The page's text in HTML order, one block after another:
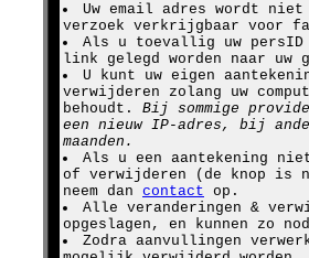
Uw email adres wordt
verzoek verkrijgbaar voor
Als u toevallig uw persID
link gelegd worden naar uw
U kunt uw eigen
verwijderen zolang uw
behoudt. Bij sommige
een nieuw IP-adres, bij
maanden.
Als u een aantekening
of verwijderen (de knop is
neem dan contact op.
Alle veranderingen &
opgeslagen, en kunnen zo
Zodra aanvullingen